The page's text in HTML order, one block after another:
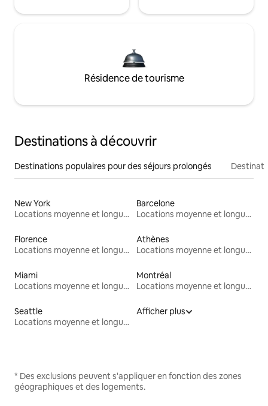
Résidence de tourisme
Destinations à découvrir
Destinations populaires pour des séjours prolongés
New York
Locations moyenne et longue durée
Barcelone
Locations moyenne et longue durée
Florence
Locations moyenne et longue durée
Athènes
Locations moyenne et longue durée
Miami
Locations moyenne et longue durée
Montréal
Locations moyenne et longue durée
Seattle
Locations moyenne et longue durée
Afficher plus
* Des exclusions peuvent s'appliquer en fonction des zones
géographiques et des logements.